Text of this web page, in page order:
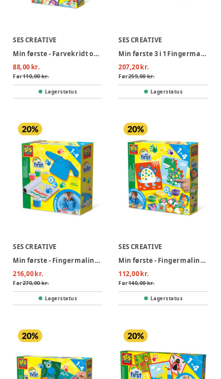
SES CREATIVE
Min første - Farvekridt og dyrekort
88,00 kr.
Før110,00 kr.
Lagerstatus
SES CREATIVE
Min første 3 i 1 Fingermaling
207,20 kr.
Før259,00 kr.
Lagerstatus
SES CREATIVE
Min første - Fingermaling med forklæde
216,00 kr.
Før270,00 kr.
Lagerstatus
SES CREATIVE
Min første - Fingermaling dinosaurer
112,00 kr.
Før140,00 kr.
Lagerstatus